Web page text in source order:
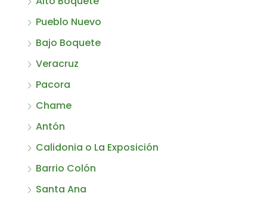
Pueblo Nuevo
Bajo Boquete
Veracruz
Pacora
Chame
Antón
Calidonia o La Exposición
Barrio Colón
Santa Ana